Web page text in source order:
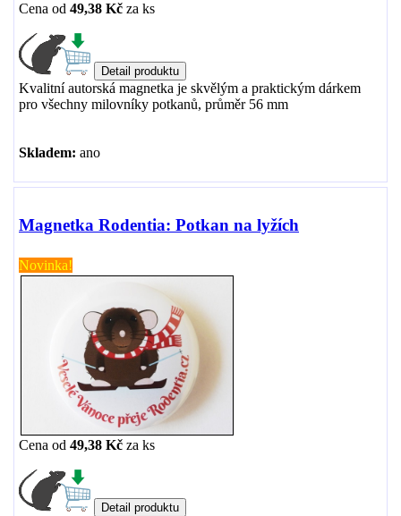
Cena od 49,38 Kč za ks
Kvalitní autorská magnetka je skvělým a praktickým dárkem
pro všechny milovníky potkanů, průměr 56 mm
Skladem: ano
Magnetka Rodentia: Potkan na lyžích
Novinka!
Cena od 49,38 Kč za ks